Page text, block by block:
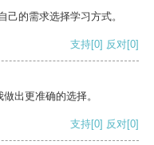
的需求选择学习方式。
支持[0] 反对[0]
出更准确的选择。
支持[0] 反对[0]